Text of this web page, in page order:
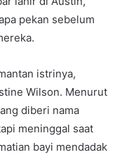
pekan sebelum
istrinya,
Wilson. Menurut
diberi nama
meninggal saat
bayi mendadak